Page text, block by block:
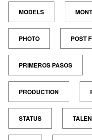
MODELS
PHOTO POST
PRIMEROS PASOS
PRODUCTION
STATUS